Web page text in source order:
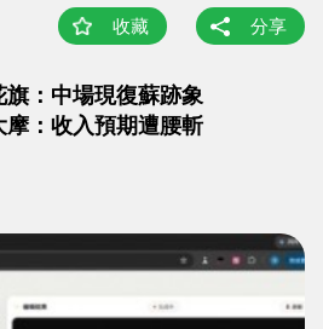
收藏 分享
旗：中場現復蘇跡象
摩：收入預期遭腰斬